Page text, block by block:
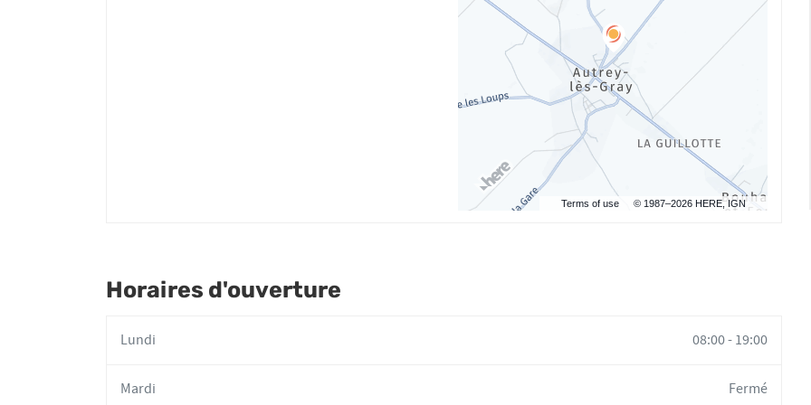
Terms of use © 1987–2026 HERE, IGN
Horaires d'ouverture
Lundi 08:00- 19:00
Mardi Fermé